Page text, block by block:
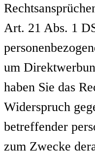
Art. 21 Abs. 1
um
haben Sie das
Widerspruch
betreffender
zum Zwecke